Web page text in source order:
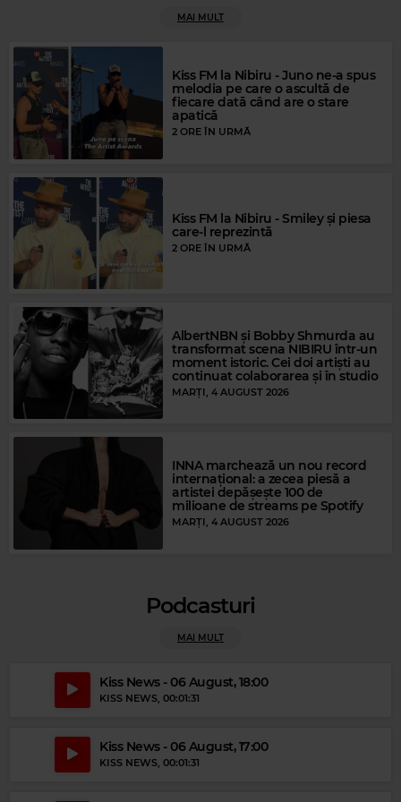
BETH HART & JOE BONAMASSA
Magic FM
BUFFALO SOLDIER
DIANA ROSS –CHAIN REACTION
Magic Party Mix
MAI MULT
Kiss FM la Nibiru - Juno ne-a spus
melodia pe care o ascultă de
fiecare dată când are o stare
apatică
2 ORE ÎN URMĂ
Kiss FM la Nibiru - Smiley și piesa
care-l reprezintă
2 ORE ÎN URMĂ
AlbertNBN și Bobby Shmurda au
transformat scena NIBIRU într-un
moment istoric. Cei doi artiști au
continuat colaborarea și în studio
MARȚI, 4 AUGUST 2026
INNA marchează un nou record
internațional: a zecea piesă a
artistei depășește 100 de
milioane de streams pe Spotify
MARȚI, 4 AUGUST 2026
Podcasturi
MAI MULT
Kiss News - 06 August, 18:00
KISS NEWS, 00:01:31
Kiss News - 06 August, 17:00
KISS NEWS, 00:01:31